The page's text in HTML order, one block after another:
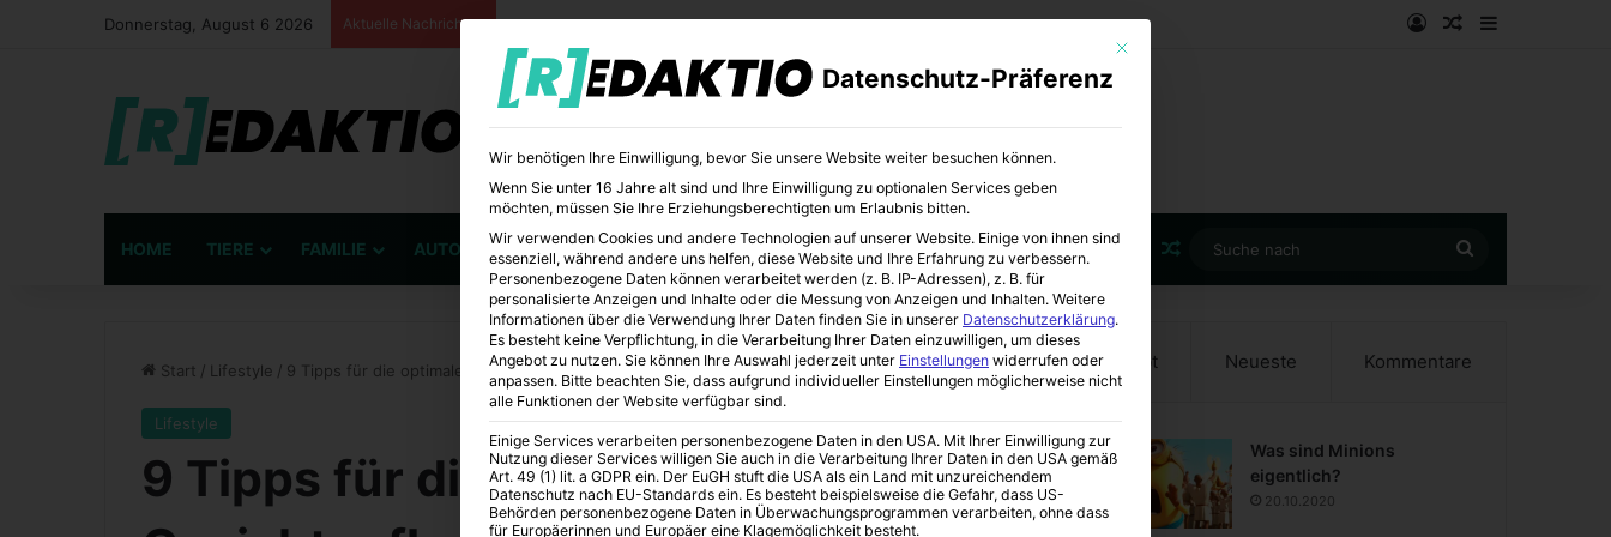
Donnerstag, August 6 2026 Aktuelle Nachrichten AnmeldenZufälliger
HOME TIERE FAMILIE AUTO BÜCHER BILDUNG KUNST Zufälliger Artikel
nach
Start / Lifestyle / 9 Tipps für die optimale Gesichtspflege
Lifestyle
9 Tipps für die optimale
Beliebt Neueste Kommentare
Was sind Minions
eigentlich?
20.10.2020
Mit diesem Button wird der Dialog geschlossen. Seine Funktionalität ist
Datenschutz-Präferenz
Wir benötigen Ihre Einwilligung, bevor Sie unsere Website weiter besuchen können.
Wenn Sie unter 16 Jahre alt sind und Ihre Einwilligung zu optionalen Services geben
möchten, müssen Sie Ihre Erziehungsberechtigten um Erlaubnis bitten.
Wir verwenden Cookies und andere Technologien auf unserer Website. Einige von ihnen sind
essenziell, während andere uns helfen, diese Website und Ihre Erfahrung zu verbessern.
Personenbezogene Daten können verarbeitet werden (z. B. IP-Adressen), z. B. für
personalisierte Anzeigen und Inhalte oder die Messung von Anzeigen und Inhalten. Weitere
Informationen über die Verwendung Ihrer Daten finden Sie in unserer Datenschutzerklärung.
Es besteht keine Verpflichtung, in die Verarbeitung Ihrer Daten einzuwilligen, um dieses
Angebot zu nutzen. Sie können Ihre Auswahl jederzeit unter Einstellungen widerrufen oder
anpassen. Bitte beachten Sie, dass aufgrund individueller Einstellungen möglicherweise nicht
alle Funktionen der Website verfügbar sind.
Einige Services verarbeiten personenbezogene Daten in den USA. Mit Ihrer Einwilligung zur
Nutzung dieser Services willigen Sie auch in die Verarbeitung Ihrer Daten in den USA gemäß
Art. 49 (1) lit. a GDPR ein. Der EuGH stuft die USA als ein Land mit unzureichendem
Datenschutz nach EU-Standards ein. Es besteht beispielsweise die Gefahr, dass US-
Behörden personenbezogene Daten in Überwachungsprogrammen verarbeiten, ohne dass
für Europäerinnen und Europäer eine Klagemöglichkeit besteht.